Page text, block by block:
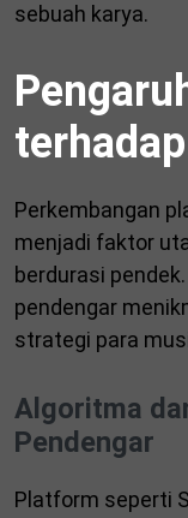
sebuah karya.
Perkembangan
menjadi faktor
berdurasi
pendengar
strategi para
Algoritma
Pendengar
Platform seperti